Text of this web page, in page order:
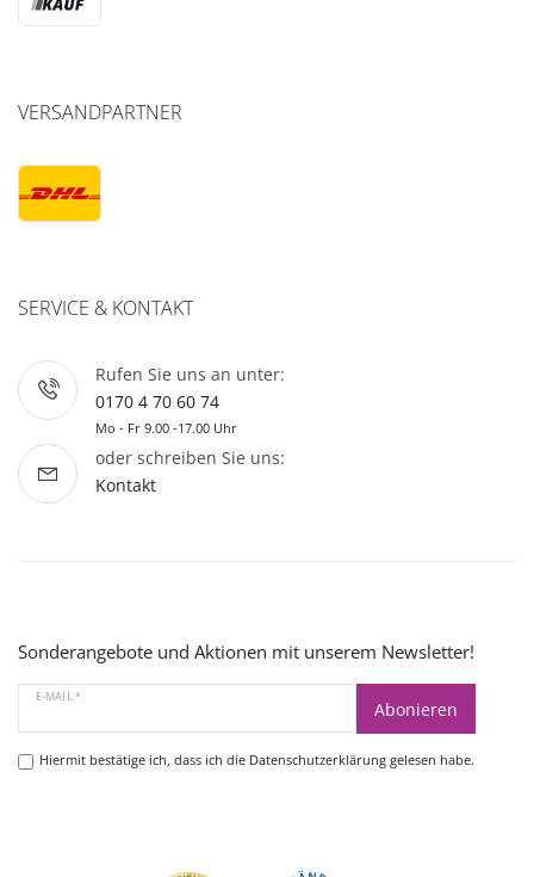
VERSANDPARTNER
SERVICE & KONTAKT
Rufen Sie uns an unter:
0170 4 70 60 74
Mo - Fr 9.00 -17.00 Uhr
oder schreiben Sie uns:
Kontakt
Sonderangebote und Aktionen mit unserem Newsletter!
E-MAIL *
Abonieren
Hiermit bestätige ich, dass ich die Datenschutzerklärunggelesen habe.